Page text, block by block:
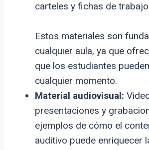
carteles y fichas de
Estos materiales son
cualquier aula, ya que
que los estudiantes
cualquier momento.
Material audiovisual:
presentaciones y
ejemplos de cómo el
auditivo puede enriquecer